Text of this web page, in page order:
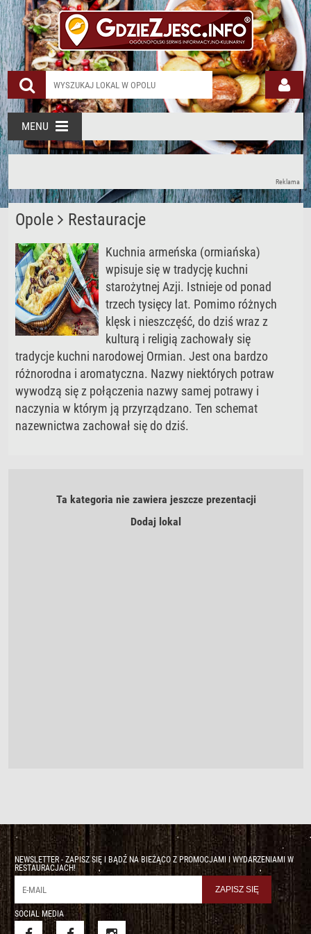
MENU
Reklama
Opole Restauracje
Kuchnia armeńska (ormiańska)
wpisuje się w tradycję kuchni
starożytnej Azji. Istnieje od ponad
trzech tysięcy lat. Pomimo różnych
klęsk i nieszczęść, do dziś wraz z
kulturą i religią zachowały się
tradycje kuchni narodowej Ormian. Jest ona bardzo
różnorodna i aromatyczna. Nazwy niektórych potraw
wywodzą się z połączenia nazwy samej potrawy i
naczynia w którym ją przyrządzano. Ten schemat
nazewnictwa zachował się do dziś.
Ta kategoria nie zawiera jeszcze prezentacji
Dodaj lokal
NEWSLETTER - ZAPISZ SIĘ I BĄDŹ NA BIEŻĄCO Z PROMOCJAMI I WYDARZENIAMI W
RESTAURACJACH!
SOCIAL MEDIA